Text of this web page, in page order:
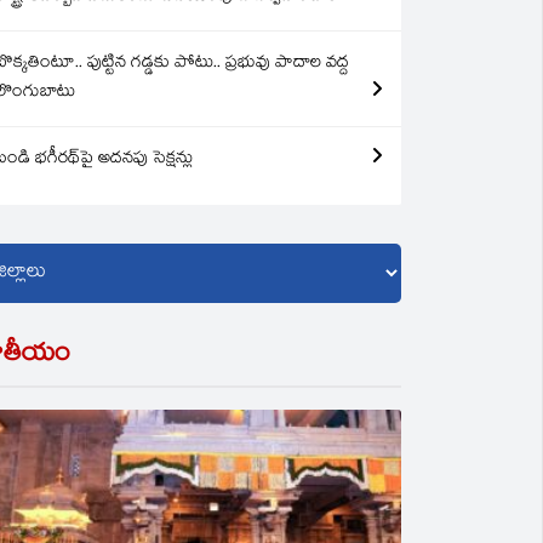
పుట్టిన గడ్డకు పోటు.. ప్రభువు పాదాల వద్ద
భగీరథ్‌పై అదనపు సెక్షన్లు